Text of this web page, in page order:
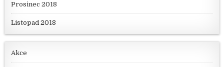
Prosinec 2018
Listopad 2018
Akce